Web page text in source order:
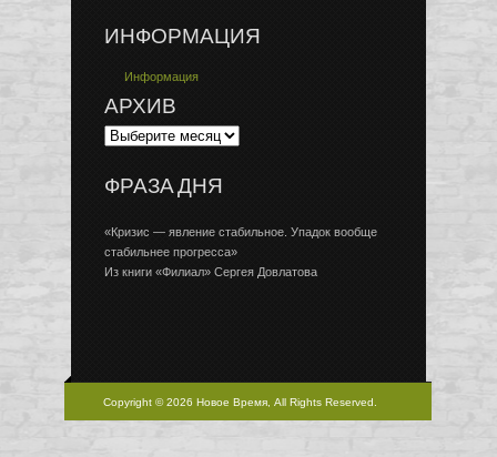
ИНФОРМАЦИЯ
Информация
АРХИВ
ФРАЗА ДНЯ
«Кризис — явление стабильное. Упадок вообще
стабильнее прогресса»
Из книги «Филиал» Сергея Довлатова
Copyright © 2026 Новое Время, All Rights Reserved.